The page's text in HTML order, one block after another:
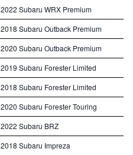
2022 Subaru WRX Premium
2018 Subaru Outback Premium
2020 Subaru Outback Premium
2019 Subaru Forester Limited
2018 Subaru Forester Limited
2020 Subaru Forester Touring
2022 Subaru BRZ
2018 Subaru Impreza